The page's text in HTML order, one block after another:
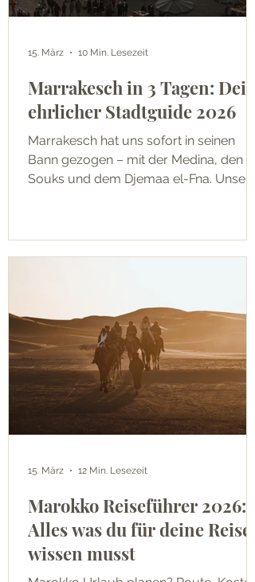
Marrakesch in 3 Tagen: Dein
ehrlicher Stadtguide 2026
Marrakesch hat uns sofort in seinen
Bann gezogen – mit der Medina, den
Souks und dem Djemaa el-Fna. Unser
15. März 10 Min. Lesezeit
Marokko Reiseführer 2026:
Alles was du für deine Reise
wissen musst
15. März 12 Min. Lesezeit